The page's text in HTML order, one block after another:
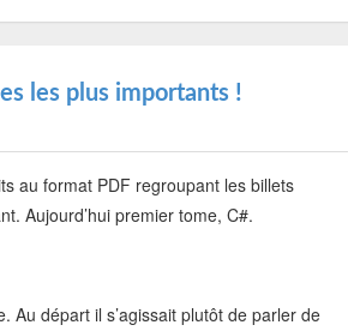
les plus importants !
au format PDF regroupant les billets
Aujourd’hui premier tome, C#.
Au départ il s’agissait plutôt de parler de